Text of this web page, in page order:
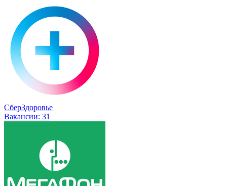
СберЗдоровье
Вакансии: 31